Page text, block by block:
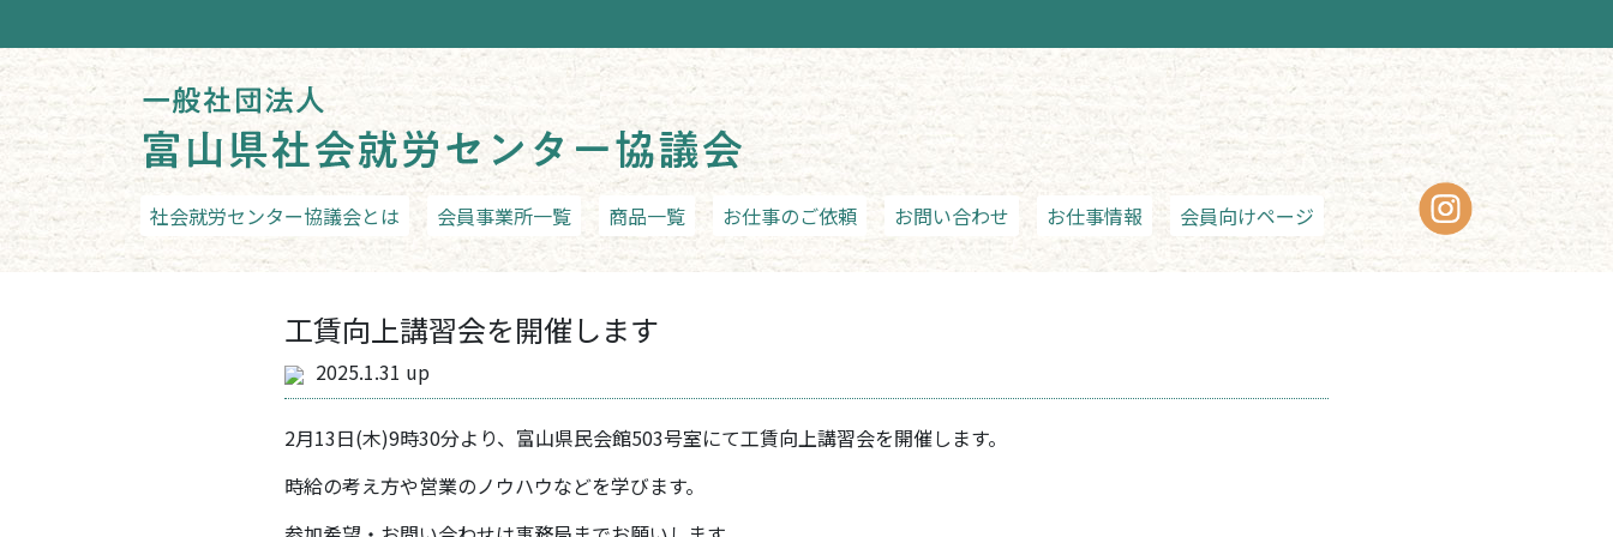
社会就労センター協議会とは 会員事業所一覧 商品一覧 お仕事のご依頼 お問い合わせ お仕事情報 会員向けページ
工賃向上講習会を開催します
2025.1.31 up
2月13日(木)9時30分より、富山県民会館503号室にて工賃向上講習会を開催します。
時給の考え方や営業のノウハウなどを学びます。